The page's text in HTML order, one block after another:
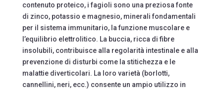
contenuto proteico, i fagioli sono una preziosa fonte
di zinco, potassio e magnesio, minerali fondamentali
per il sistema immunitario, la funzione muscolare e
l’equilibrio elettrolitico. La buccia, ricca di fibre
insolubili, contribuisce alla regolarità intestinale e alla
prevenzione di disturbi come la stitichezza e le
malattie diverticolari. La loro varietà (borlotti,
cannellini, neri, ecc.) consente un ampio utilizzo in